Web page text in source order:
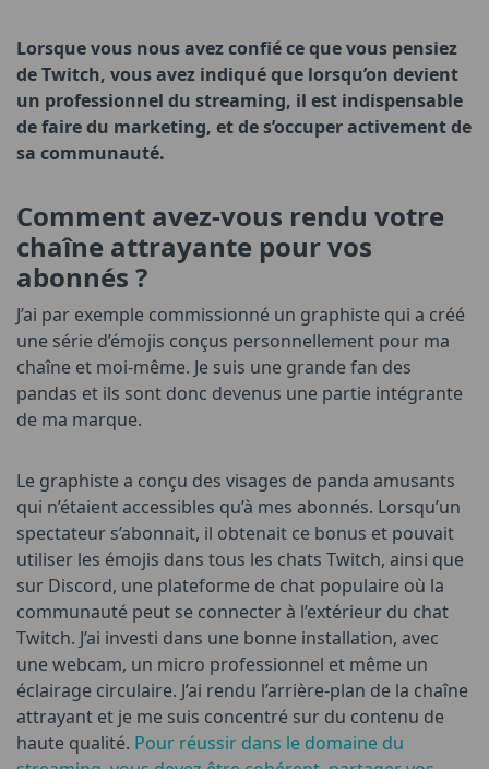
Lorsque vous nous avez confié ce que vous pensiez
de Twitch, vous avez indiqué que lorsqu’on devient
un professionnel du streaming, il est indispensable
de faire du marketing, et de s’occuper activement de
sa communauté.
Comment avez-vous rendu votre
chaîne attrayante pour vos
abonnés ?
J’ai par exemple commissionné un graphiste qui a créé
une série d’émojis conçus personnellement pour ma
chaîne et moi-même. Je suis une grande fan des
pandas et ils sont donc devenus une partie intégrante
de ma marque.
Le graphiste a conçu des visages de panda amusants
qui n’étaient accessibles qu’à mes abonnés. Lorsqu’un
spectateur s’abonnait, il obtenait ce bonus et pouvait
utiliser les émojis dans tous les chats Twitch, ainsi que
sur Discord, une plateforme de chat populaire où la
communauté peut se connecter à l’extérieur du chat
Twitch. J’ai investi dans une bonne installation, avec
une webcam, un micro professionnel et même un
éclairage circulaire. J’ai rendu l’arrière-plan de la chaîne
attrayant et je me suis concentré sur du contenu de
haute qualité. Pour réussir dans le domaine du